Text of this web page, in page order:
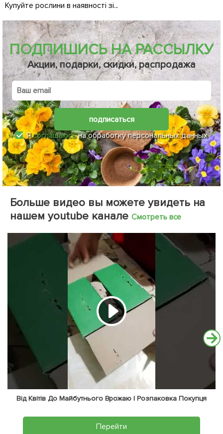
Купуйте рослини в наявності зі...
ПОДПИШИСЬ НА РАССЫЛКУ
Акции, подарки, скидки, распродажа
подписаться
Ясоглашаюсьна обработку персональных данных
Больше видео вы можете увидеть на
нашем youtube канале Смотреть все
Від Квітів До Майбутнього Врожаю | Розпаковка Покупця
Перейти